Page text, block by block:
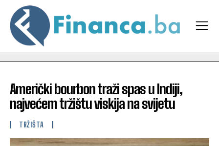
Američki bourbon traži spas u Indiji,
najvećem tržištu viskija na svijetu
TRŽIŠTA